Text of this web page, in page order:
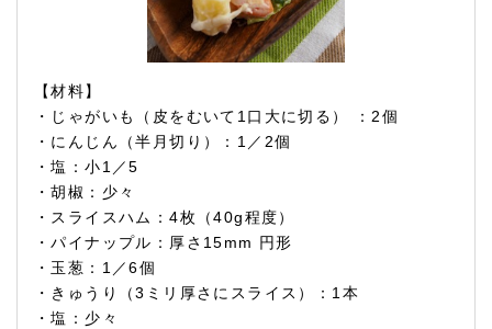
【材料】
・じゃがいも（皮をむいて1口大に切る） ：2個
・にんじん（半月切り）：1／2個
・塩：小1／5
・胡椒：少々
・スライスハム：4枚（40g程度）
・パイナップル：厚さ15mm 円形
・玉葱：1／6個
・きゅうり（3ミリ厚さにスライス）：1本
・塩：少々